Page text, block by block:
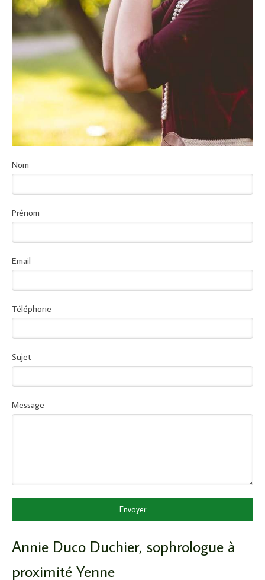
Nom
Prénom
Email
Téléphone
Sujet
Message
Envoyer
Annie Duco Duchier, sophrologue à
proximité Yenne